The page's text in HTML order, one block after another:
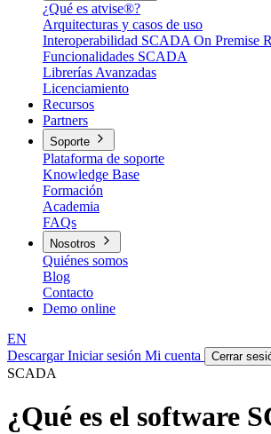
¿Qué es atvise®?
Arquitecturas y casos de uso
Interoperabilidad SCADA On Premise
Funcionalidades SCADA
Librerías Avanzadas
Licenciamiento
Recursos
Partners
Soporte
Plataforma de soporte
Knowledge Base
Formación
Academia
FAQs
Nosotros
Quiénes somos
Blog
Contacto
Demo online
EN
DescargarIniciar sesión Mi cuenta Cerrar
SCADA
¿Qué es el software